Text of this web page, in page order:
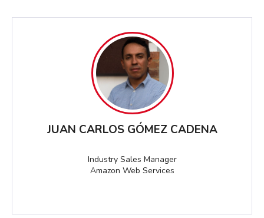
JUAN CARLOS GÓMEZ CADENA
Industry Sales Manager
Amazon Web Services